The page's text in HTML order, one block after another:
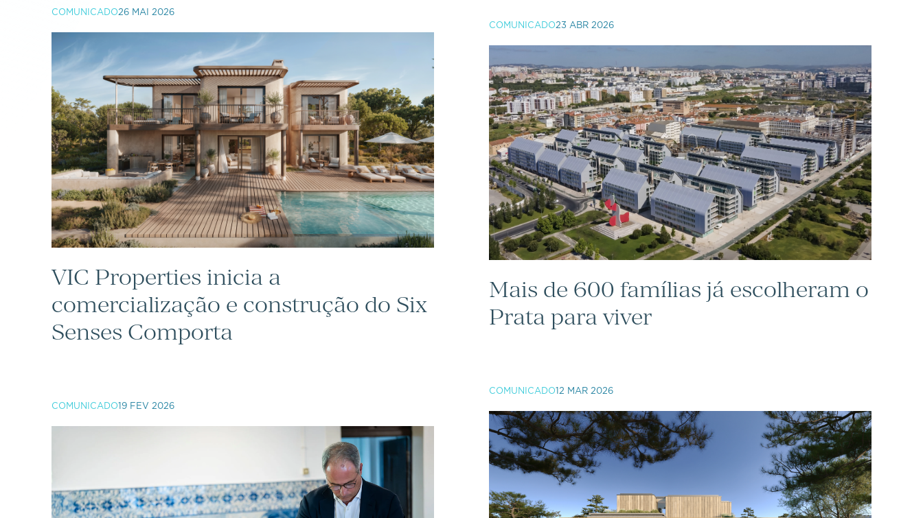
COMUNICADO26 MAI 2026
VIC Properties inicia a
comercialização e construção do Six
Senses Comporta
COMUNICADO23 ABR 2026
Mais de 600 famílias já escolheram o
Prata para viver
COMUNICADO12 MAR 2026
COMUNICADO19 FEV 2026